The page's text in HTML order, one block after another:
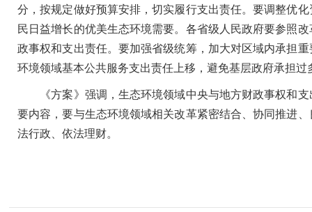
分，按规定做好预算安排，切实履行支出责任。要调整优
民日益增长的优美生态环境需要。各省级人民政府要参照
政事权和支出责任。要加强省级统筹，加大对区域内承担
环境领域基本公共服务支出责任上移，避免基层政府承担过
《方案》强调，生态环境领域中央与地方财政事权和支
要内容，要与生态环境领域相关改革紧密结合、协同推进
法行政、依法理财。